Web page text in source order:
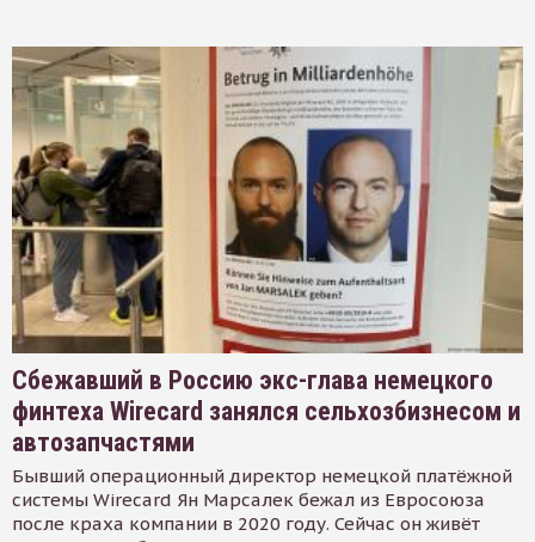
Сбежавший в Россию экс-глава немецкого
финтеха Wirecard занялся сельхозбизнесом и
автозапчастями
Бывший операционный директор немецкой платёжной
системы Wirecard Ян Марсалек бежал из Евросоюза
после краха компании в 2020 году. Сейчас он живёт